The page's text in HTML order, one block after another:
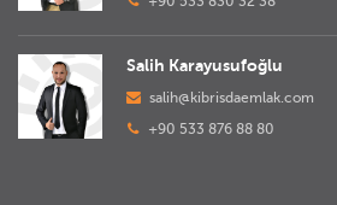
Salih Karayusufoğlu
salih@kibrisdaemlak.com
+90 533 876 88 80